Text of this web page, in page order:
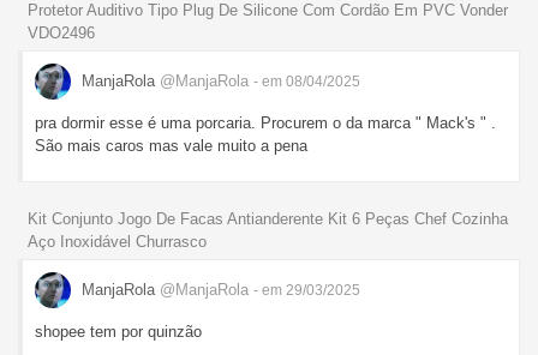
Protetor Auditivo Tipo Plug De Silicone Com Cordão Em PVC Vonder
VDO2496
ManjaRola @ManjaRola - em 08/04/2025
pra dormir esse é uma porcaria. Procurem o da marca " Mack's " .
São mais caros mas vale muito a pena
Kit Conjunto Jogo De Facas Antianderente Kit 6 Peças Chef Cozinha
Aço Inoxidável Churrasco
ManjaRola @ManjaRola - em 29/03/2025
shopee tem por quinzão